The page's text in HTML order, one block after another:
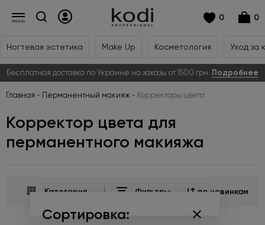
0 0
Ногтевая эстетика Make Up Косметология Уход за
Бесплатная доставка по Украине на заказы от 1500 грн. Подробнее
Главная Перманентный макияж Корректоры цвета
Корректор цвета для
перманентного макияжа
Категория Фильтры по новинкам
Сортировка: